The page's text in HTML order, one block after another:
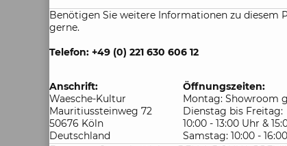
Benötigen Sie weitere Informationen zu diesem
gerne.
Telefon: +49 (0) 221 630 606 12
Anschrift:
Waesche-Kultur
Mauritiussteinweg 72
50676 Köln
Deutschland
Öffnungszeiten:
Montag: Showroom
Dienstag bis Freitag:
10:00 - 13:00 Uhr &
Samstag: 10:00 -